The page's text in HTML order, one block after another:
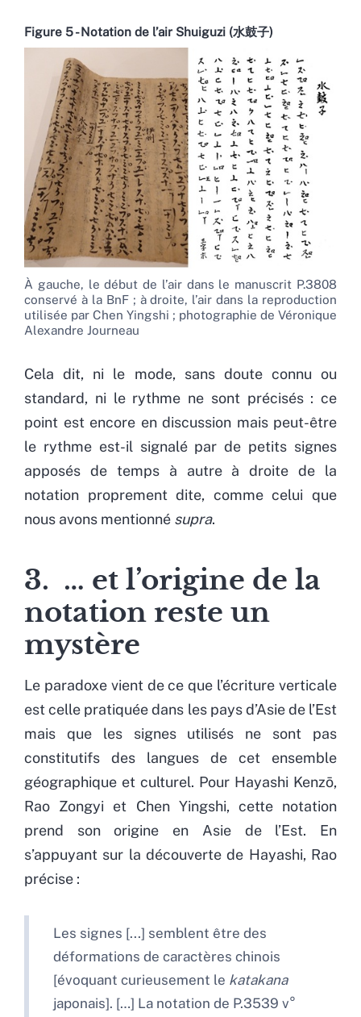
Figure 5 - Notation de l’air Shuiguzi (水鼓子)
À gauche, le début de l’air dans le manuscrit P.3808
conservé à la BnF ; à droite, l’air dans la reproduction
utilisée par Chen Yingshi ; photographie de Véronique
Alexandre Journeau
Cela dit, ni le mode, sans doute connu ou
standard, ni le rythme ne sont précisés : ce
point est encore en discussion mais peut-être
le rythme est-il signalé par de petits signes
apposés de temps à autre à droite de la
notation proprement dite, comme celui que
nous avons mentionné supra.
3. … et l’origine de la
notation reste un
mystère
Le paradoxe vient de ce que l’écriture verticale
est celle pratiquée dans les pays d’Asie de l’Est
mais que les signes utilisés ne sont pas
constitutifs des langues de cet ensemble
géographique et culturel. Pour Hayashi Kenzō,
Rao Zongyi et Chen Yingshi, cette notation
prend son origine en Asie de l’Est. En
s’appuyant sur la découverte de Hayashi, Rao
précise :
Les signes [...] semblent être des
déformations de caractères chinois
[évoquant curieusement le katakana
japonais]. […] La notation de P.3539 v°